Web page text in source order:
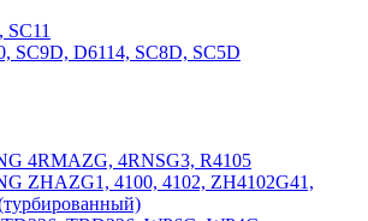
SC9D, D6114, SC8D, SC5D
4RMAZG, 4RNSG3, R4105
ZHAZG1, 4100, 4102, ZH4102G41,